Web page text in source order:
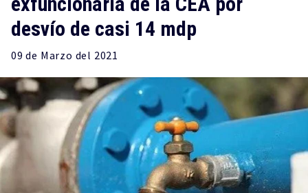
desvío de casi 14 mdp
09 de Marzo del 2021